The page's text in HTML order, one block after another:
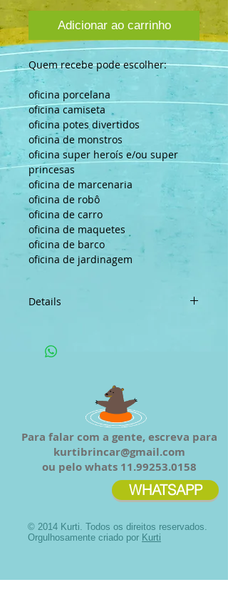
Adicionar ao carrinho
Quem recebe pode escolher:
oficina porcelana
oficina camiseta
oficina potes divertidos
oficina de monstros
oficina super heroís e/ou super
princesas
oficina de marcenaria
oficina de robô
oficina de carro
oficina de maquetes
oficina de barco
oficina de jardinagem
Details
de SP! Com duração de 1 hora e
meia.
Para falar com a gente, escreva para
kurtibrincar@gmail.com
ou pelo whats 11.99253.0158
WHATSAPP
© 2014 Kurti. Todos os direitos reservados.
Orgulhosamente criado por Kurti